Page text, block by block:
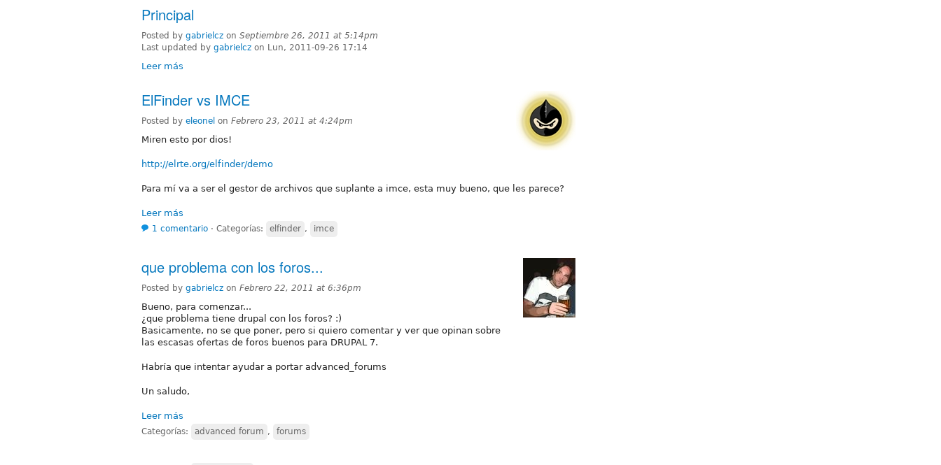
Principal
Posted by gabrielcz on Septiembre 26, 2011 at 5:14pm
Last updated by gabrielcz on Lun, 2011-09-26 17:14
Leer más
ElFinder vs IMCE
Posted by eleonel on Febrero 23, 2011 at 4:24pm
Miren esto por dios!
http://elrte.org/elfinder/demo
Para mí va a ser el gestor de archivos que suplante a imce, esta muy bueno, que les parece?
Leer más
1 comentario ⋅ Categorías: elfinder , imce
que problema con los foros...
Posted by gabrielcz on Febrero 22, 2011 at 6:36pm
Bueno, para comenzar...
¿que problema tiene drupal con los foros? :)
Basicamente, no se que poner, pero si quiero comentar y ver que opinan sobre
las escasas ofertas de foros buenos para DRUPAL 7.
Habría que intentar ayudar a portar advanced_forums
Un saludo,
Leer más
Categorías: advanced forum , forums